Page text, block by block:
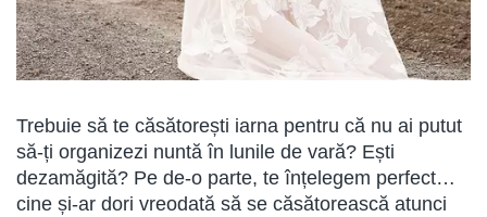
Trebuie să te căsătorești iarna pentru că nu ai putut
să-ți organizezi nuntă în lunile de vară? Ești
dezamăgită? Pe de-o parte, te înțelegem perfect…
cine și-ar dori vreodată să se căsătorească atunci